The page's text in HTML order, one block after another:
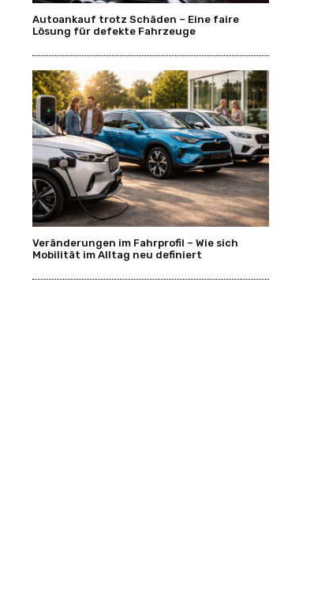
Autoankauf trotz Schäden – Eine faire
Lösung für defekte Fahrzeuge
Veränderungen im Fahrprofil – Wie sich
Mobilität im Alltag neu definiert